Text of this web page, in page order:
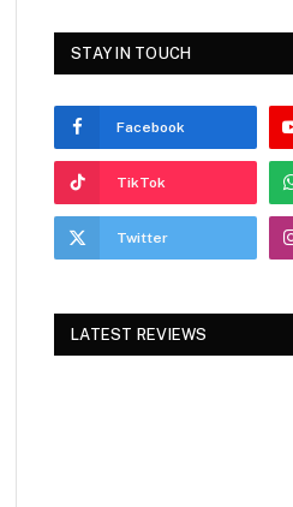
STAY IN TOUCH
Facebook
TikTok
Twitter
LATEST REVIEWS